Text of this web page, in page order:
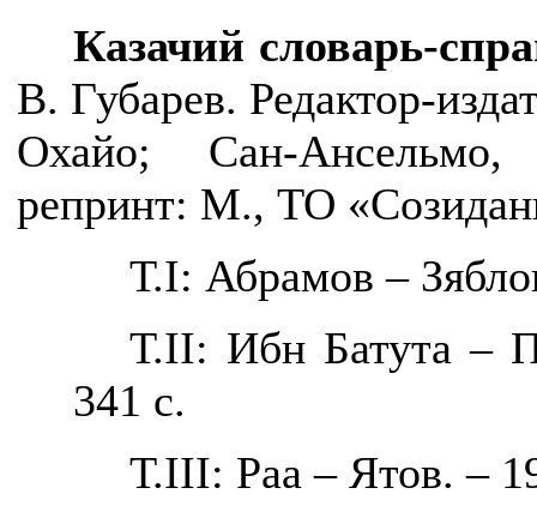
Казачий словарь-
В. Губарев. Редактор-
Охайо; Сан-
репринт: М., ТО
Т.I: Абрамов –
Т.II: Ибн Батута –
341 с.
Т.III: Раа – Ятов. –